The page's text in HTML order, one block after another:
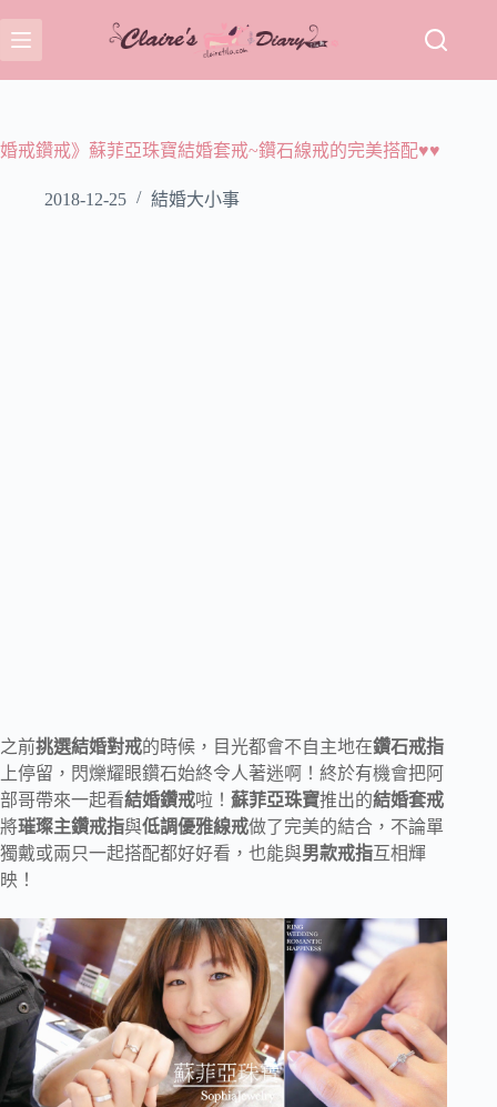
至
主
容
婚戒鑽戒》蘇菲亞珠寶結婚套戒~鑽石線戒的完美搭配♥♥
2018-12-25 結婚大小事
之前挑選結婚對戒的時候，目光都會不自主地在鑽石戒指
上停留，閃爍耀眼鑽石始終令人著迷啊！終於有機會把阿
部哥帶來一起看結婚鑽戒啦！ 蘇菲亞珠寶推出的結婚套戒
將璀璨主鑽戒指與低調優雅線戒做了完美的結合，不論單
獨戴或兩只一起搭配都好好看，也能與男款戒指互相輝
映！